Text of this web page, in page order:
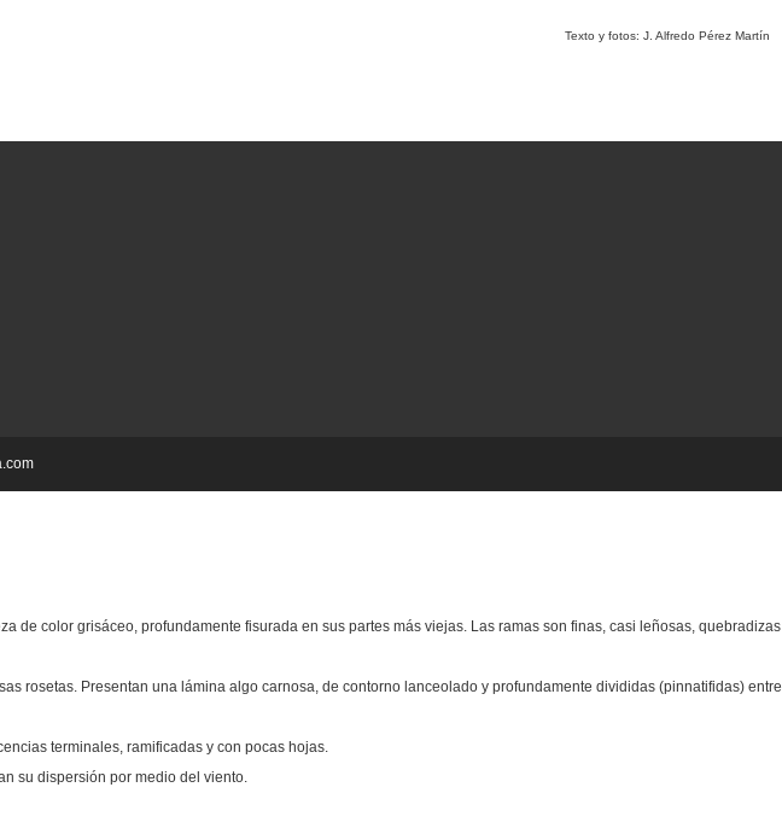
Texto y fotos: J. Alfredo Pérez Martín
de color grisáceo, profundamente fisurada en sus partes más viejas. Las ramas son finas, casi leñosas, quebradizas
rosetas. Presentan una lámina algo carnosa, de contorno lanceolado y profundamente divididas (pinnatifidas) entre
terminales, ramificadas y con pocas hojas.
su dispersión por medio del viento.